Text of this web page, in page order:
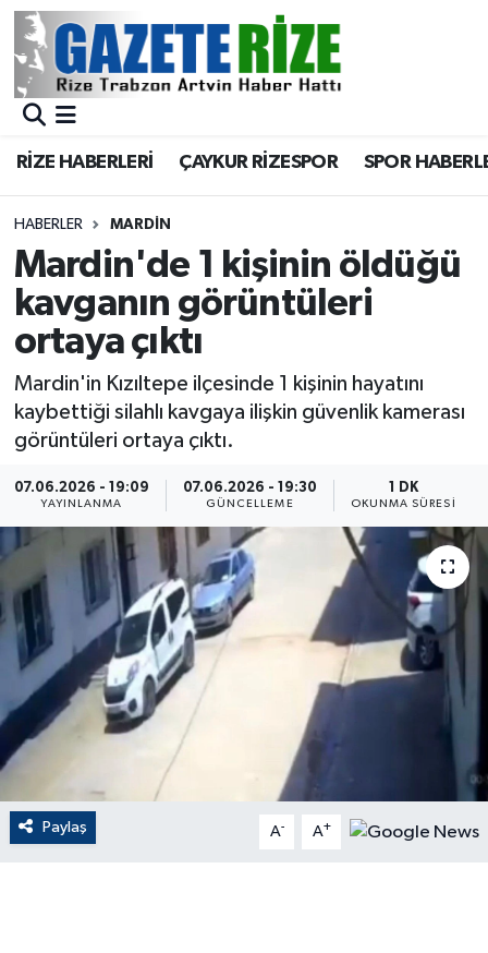
RİZE HABERLERİ ÇAYKUR RİZESPOR SPOR
HABERLER MARDIN
Mardin'de 1 kişinin öldüğü
kavganın görüntüleri
ortaya çıktı
Mardin'in Kızıltepe ilçesinde 1 kişinin hayatını
kaybettiği silahlı kavgaya ilişkin güvenlik kamerası
görüntüleri ortaya çıktı.
07.06.2026 - 19:09
YAYINLANMA
07.06.2026 - 19:30
GÜNCELLEME
1 DK
OKUNMA SÜRESI
Paylaş A- A+
BÖLGEMİZ
Asayiş
Rize Jandarma Komutanlığı
Bilim Teknoloji
Bölge
Advertising news
ÇEVRE
Dış Haberler
Dünya
EĞİTİM
English News
Merkez Nöbetçi Eczaneler
Merkez Trafik Yoğunluk Haritası
Süper Lig Puan Durumu ve Fikstür
Tüm Manşetler
Son Dakika Haberleri
Haber Arşivi